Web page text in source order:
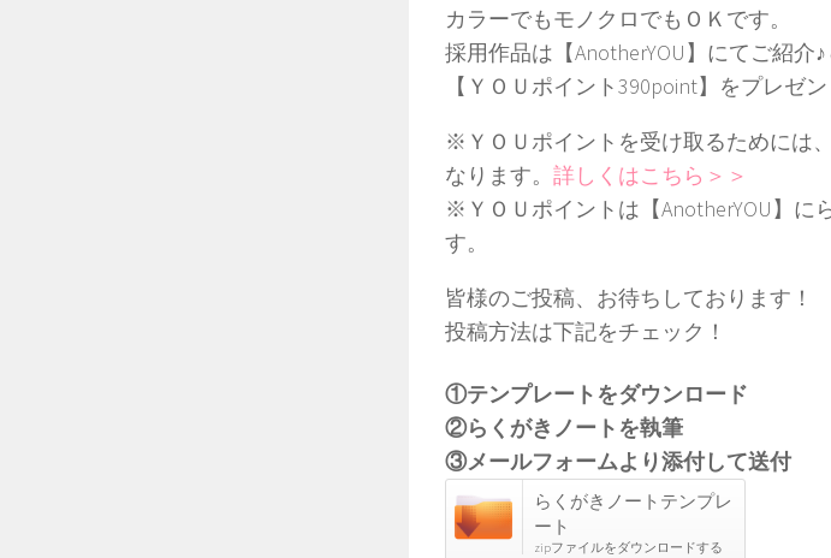
カラーでもモノクロでもＯＫです。
採用作品は【AnotherYOU】にてご紹
【ＹＯＵポイント390point】をプレゼン
※ＹＯＵポイントを受け取るためには
なります。 詳しくはこちら＞＞
※ＹＯＵポイントは【AnotherYOU】に
す。
皆様のご投稿、お待ちしております！
投稿方法は下記をチェック！
①テンプレートをダウンロード
②らくがきノートを執筆
③メールフォームより添付して送付
らくがきノートテンプレ
ート
zipファイルをダウンロードする